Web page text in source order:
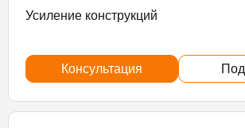
Усиление конструкций
Консультация